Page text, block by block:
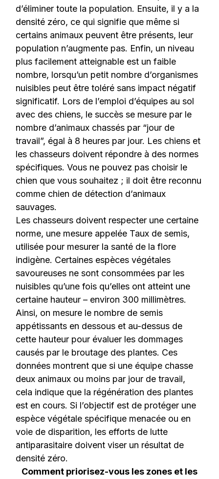
d’éliminer toute la population. Ensuite, il y a la
densité zéro, ce qui signifie que même si
certains animaux peuvent être présents, leur
population n’augmente pas. Enfin, un niveau
plus facilement atteignable est un faible
nombre, lorsqu’un petit nombre d’organismes
nuisibles peut être toléré sans impact négatif
significatif. Lors de l’emploi d’équipes au sol
avec des chiens, le succès se mesure par le
nombre d’animaux chassés par “jour de
travail”, égal à 8 heures par jour. Les chiens et
les chasseurs doivent répondre à des normes
spécifiques. Vous ne pouvez pas choisir le
chien que vous souhaitez ; il doit être reconnu
comme chien de détection d’animaux
sauvages.
Les chasseurs doivent respecter une certaine
norme, une mesure appelée Taux de semis,
utilisée pour mesurer la santé de la flore
indigène. Certaines espèces végétales
savoureuses ne sont consommées par les
nuisibles qu’une fois qu’elles ont atteint une
certaine hauteur – environ 300 millimètres.
Ainsi, on mesure le nombre de semis
appétissants en dessous et au-dessus de
cette hauteur pour évaluer les dommages
causés par le broutage des plantes. Ces
données montrent que si une équipe chasse
deux animaux ou moins par jour de travail,
cela indique que la régénération des plantes
est en cours. Si l’objectif est de protéger une
espèce végétale spécifique menacée ou en
voie de disparition, les efforts de lutte
antiparasitaire doivent viser un résultat de
densité zéro.
Comment priorisez-vous les zones et les